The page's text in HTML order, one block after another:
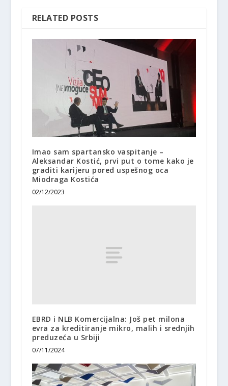
RELATED POSTS
Imao sam spartansko vaspitanje –
Aleksandar Kostić, prvi put o tome kako je
graditi karijeru pored uspešnog oca
Miodraga Kostića
02/12/2023
EBRD i NLB Komercijalna: Još pet milona
evra za kreditiranje mikro, malih i srednjih
preduzeća u Srbiji
07/11/2024